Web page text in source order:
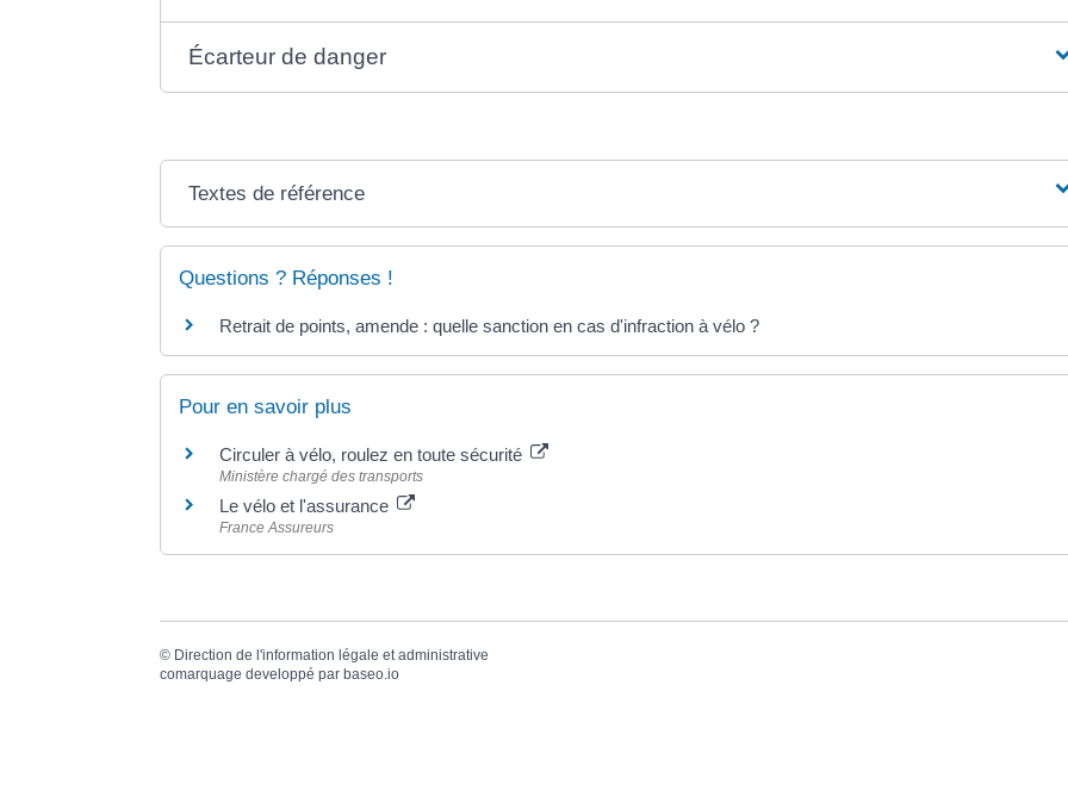
Écarteur de danger
Textes de référence
Questions ? Réponses !
Retrait de points, amende : quelle sanction en cas d'infraction à vélo ?
Pour en savoir plus
Circuler à vélo, roulez en toute sécurité
Ministère chargé des transports
Le vélo et l'assurance
France Assureurs
© Direction de l'information légale et administrative
comarquage developpé par baseo.io